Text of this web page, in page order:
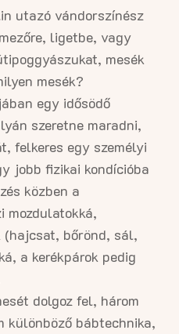
utazó vándorszínész
ligetbe, vagy
mesék
mesék?
egy idősödő
szeretne maradni,
felkeres egy személyi
jobb fizikai kondícióba
közben a
mozdulatokká,
(hajcsat, bőrönd, sál,
a kerékpárok pedig
dolgoz fel, három
különböző bábtechnika,